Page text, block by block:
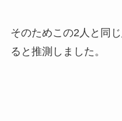
そのためこの2人と同じ
ると推測しました。